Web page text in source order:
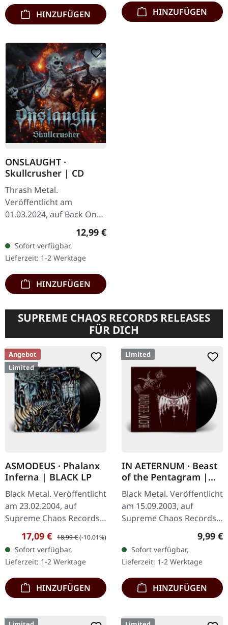
HINZUFÜGEN HINZUFÜGEN
ONSLAUGHT ·
Skullcrusher | CD
Thrash Metal.
Veröffentlicht am
01.03.2024, auf Back On
Black. CD im Jewelcase.
Diese Retrospektive dient
als perfekter Einstieg in
die brutale Welt…
Regulärer Preis:
12,99 €
Sofort verfügbar,
Lieferzeit: 1-2 Werktage
HINZUFÜGEN
SUPREME CHAOS RECORDS RELEASES
FÜR DICH
Angebot
Limited
ASMODEUS · Phalanx
Inferna | BLACK LP
Black Metal. Veröffentlicht
am 23.02.2004, auf
Supreme Chaos Records.
Hochwertiges 180g Vinyl
mit schönem Gatefold
Cover und bedruckten
Innenhüllen.…
Verkaufspreis:
17,09 € Regulärer Preis:
18,99 €(-10.01%)
Sofort verfügbar,
Lieferzeit: 1-2 Werktage
HINZUFÜGEN
Limited
IN AETERNUM · Beast
of the Pentagram |
BLACK 10" MLP
Black Metal. Veröffentlicht
am 15.09.2003, auf
Supreme Chaos Records.
Achtung! Wir haben nur
noch Exemplare mit
"Promo" statt
Nummerierung.
Spezielle…
9,99 €
Sofort verfügbar,
Lieferzeit: 1-2 Werktage
HINZUFÜGEN